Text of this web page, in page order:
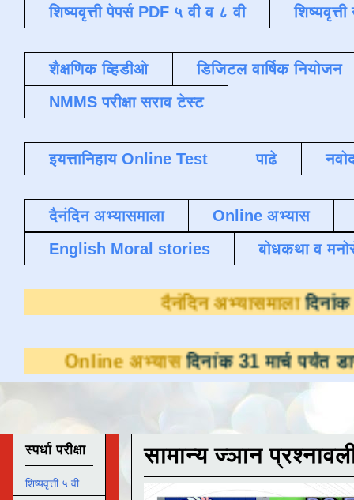
शिष्यवृत्ती पेपर्स PDF ५ वी व ८ वी
शैक्षणिक व्हिडीओ
डिजिटल वार्षिक नियोजन
NMMS परीक्षा सराव टेस्ट
इयत्तानिहाय Online Test पाढे
दैनंदिन अभ्यासमाला
Online अभ्यास
English Moral stories
बोधकथा व
दैनंदिन
अभ्यासदिनांक 31 मार्च पर्यंत
सामान्य ज्ञान
स्पर्धा परीक्षा
शिष्यवृत्ती ५ वी